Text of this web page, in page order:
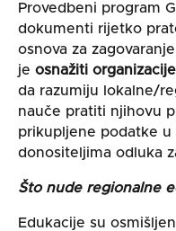
Provedbeni program
dokumenti rijetko
osnova za
je osnažiti
da razumiju lokalne/
nauče pratiti njihovu
prikupljene podatke u
donositeljima odluka
Što nude regionalne
Edukacije su